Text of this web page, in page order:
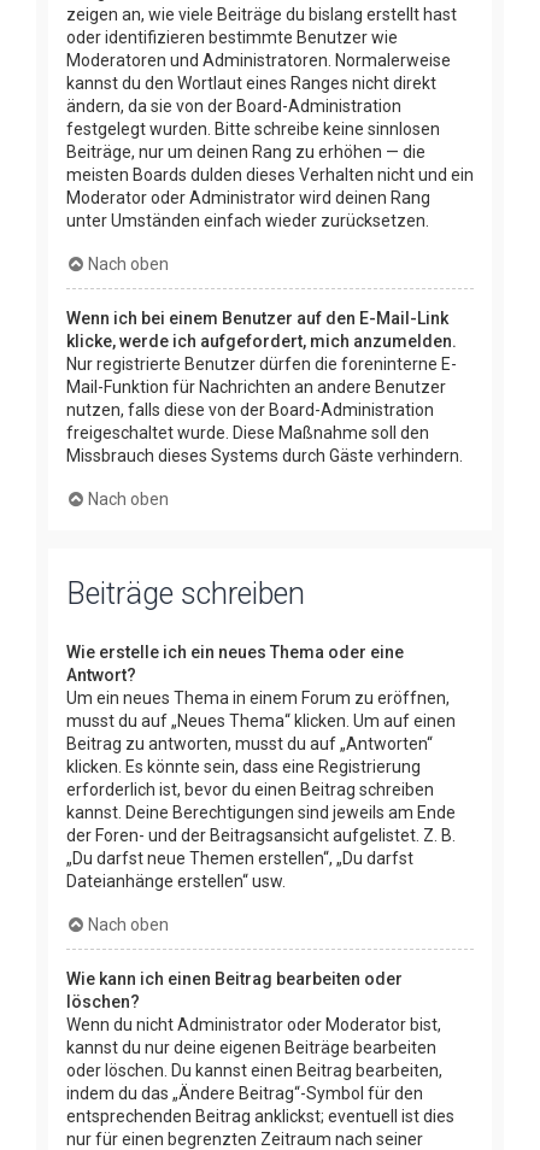
zeigen an, wie viele Beiträge du bislang erstellt hast
oder identifizieren bestimmte Benutzer wie
Moderatoren und Administratoren. Normalerweise
kannst du den Wortlaut eines Ranges nicht direkt
ändern, da sie von der Board-Administration
festgelegt wurden. Bitte schreibe keine sinnlosen
Beiträge, nur um deinen Rang zu erhöhen — die
meisten Boards dulden dieses Verhalten nicht und ein
Moderator oder Administrator wird deinen Rang
unter Umständen einfach wieder zurücksetzen.
Nach oben
Wenn ich bei einem Benutzer auf den E-Mail-Link
klicke, werde ich aufgefordert, mich anzumelden.
Nur registrierte Benutzer dürfen die foreninterne E-
Mail-Funktion für Nachrichten an andere Benutzer
nutzen, falls diese von der Board-Administration
freigeschaltet wurde. Diese Maßnahme soll den
Missbrauch dieses Systems durch Gäste verhindern.
Nach oben
Beiträge schreiben
Wie erstelle ich ein neues Thema oder eine
Antwort?
Um ein neues Thema in einem Forum zu eröffnen,
musst du auf „Neues Thema“ klicken. Um auf einen
Beitrag zu antworten, musst du auf „Antworten“
klicken. Es könnte sein, dass eine Registrierung
erforderlich ist, bevor du einen Beitrag schreiben
kannst. Deine Berechtigungen sind jeweils am Ende
der Foren- und der Beitragsansicht aufgelistet. Z. B.
„Du darfst neue Themen erstellen“, „Du darfst
Dateianhänge erstellen“ usw.
Nach oben
Wie kann ich einen Beitrag bearbeiten oder
löschen?
Wenn du nicht Administrator oder Moderator bist,
kannst du nur deine eigenen Beiträge bearbeiten
oder löschen. Du kannst einen Beitrag bearbeiten,
indem du das „Ändere Beitrag“-Symbol für den
entsprechenden Beitrag anklickst; eventuell ist dies
nur für einen begrenzten Zeitraum nach seiner